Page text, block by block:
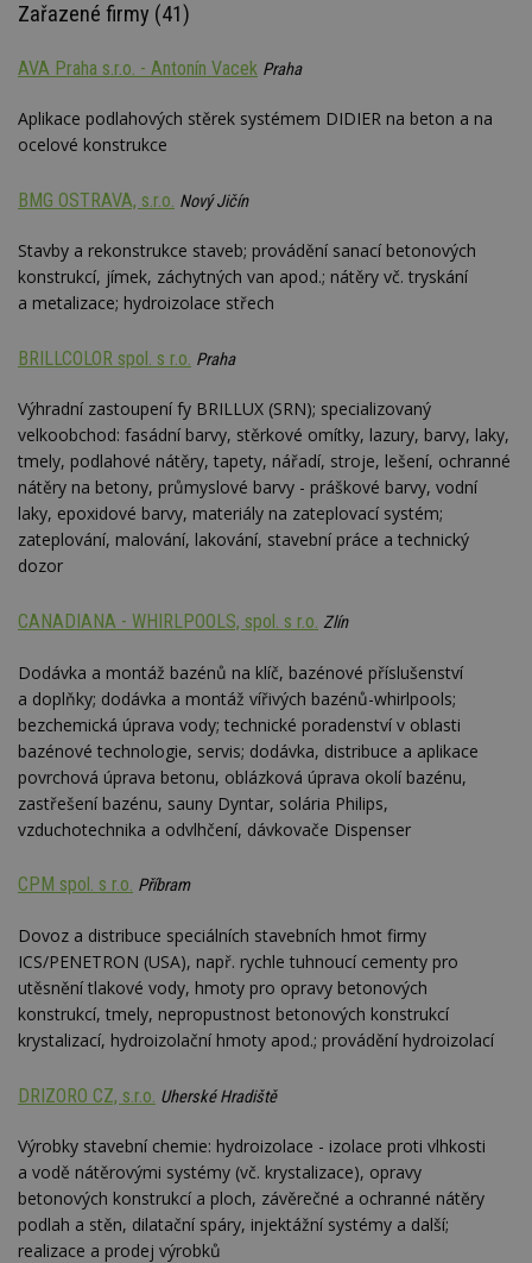
Zařazené firmy (41)
AVA Praha s.r.o. - Antonín Vacek Praha
Aplikace podlahových stěrek systémem DIDIER na beton a na
ocelové konstrukce
BMG OSTRAVA, s.r.o. Nový Jičín
Stavby a rekonstrukce staveb; provádění sanací betonových
konstrukcí, jímek, záchytných van apod.; nátěry vč. tryskání
a metalizace; hydroizolace střech
BRILLCOLOR spol. s r.o. Praha
Výhradní zastoupení fy BRILLUX (SRN); specializovaný
velkoobchod: fasádní barvy, stěrkové omítky, lazury, barvy, laky,
tmely, podlahové nátěry, tapety, nářadí, stroje, lešení, ochranné
nátěry na betony, průmyslové barvy - práškové barvy, vodní
laky, epoxidové barvy, materiály na zateplovací systém;
zateplování, malování, lakování, stavební práce a technický
dozor
CANADIANA - WHIRLPOOLS, spol. s r.o. Zlín
Dodávka a montáž bazénů na klíč, bazénové příslušenství
a doplňky; dodávka a montáž vířivých bazénů-whirlpools;
bezchemická úprava vody; technické poradenství v oblasti
bazénové technologie, servis; dodávka, distribuce a aplikace
povrchová úprava betonu, oblázková úprava okolí bazénu,
zastřešení bazénu, sauny Dyntar, solária Philips,
vzduchotechnika a odvlhčení, dávkovače Dispenser
CPM spol. s r.o. Příbram
Dovoz a distribuce speciálních stavebních hmot firmy
ICS/PENETRON (USA), např. rychle tuhnoucí cementy pro
utěsnění tlakové vody, hmoty pro opravy betonových
konstrukcí, tmely, nepropustnost betonových konstrukcí
krystalizací, hydroizolační hmoty apod.; provádění hydroizolací
DRIZORO CZ, s.r.o. Uherské Hradiště
Výrobky stavební chemie: hydroizolace - izolace proti vlhkosti
a vodě nátěrovými systémy (vč. krystalizace), opravy
betonových konstrukcí a ploch, závěrečné a ochranné nátěry
podlah a stěn, dilatační spáry, injektážní systémy a další;
realizace a prodej výrobků